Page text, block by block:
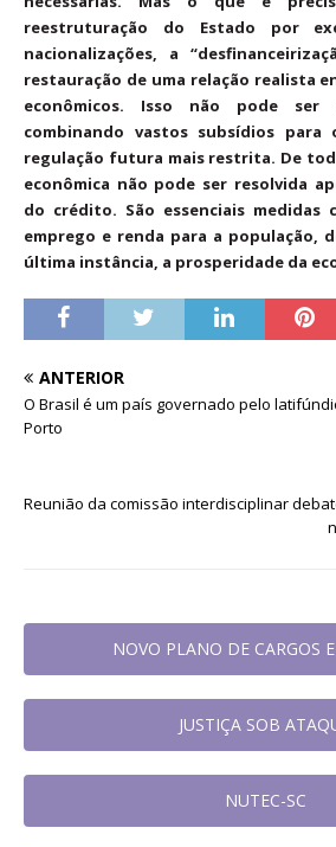
reestruturação do Estado por
nacionalizações, a
restauração de uma relação realista
econômicos. Isso não pode ser
combinando vastos subsídios para
regulação futura mais restrita. De
econômica não pode ser resolvida
do crédito. São essenciais medidas
emprego e renda para a população,
última instância, a prosperidade da
ANTERIOR
O Brasil é um país governado pelo
Porto
Reunião da comissão interdisciplinar
NOVO PLANO DE CARGOS
JUSTIÇA SOB
NUTEC-SC